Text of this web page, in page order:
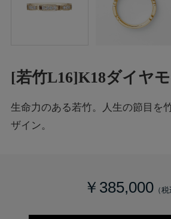
[若竹L16]K18ダイヤ
生命力のある若竹。人生の節目を
ザイン。
￥385,000